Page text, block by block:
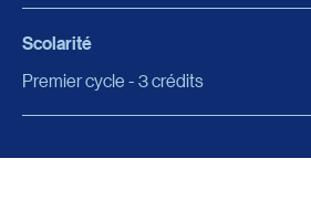
Scolarité
Premier cycle - 3 crédits